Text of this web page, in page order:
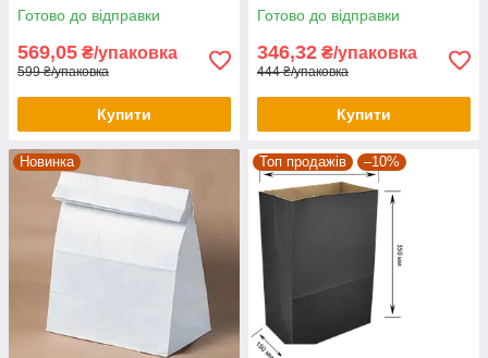
Готово до відправки
569,05 ₴/упаковка
599 ₴/упаковка
Купити
Готово до відправки
346,32 ₴/упаковка
444 ₴/упаковка
Купити
Новинка Топ продажів –10%